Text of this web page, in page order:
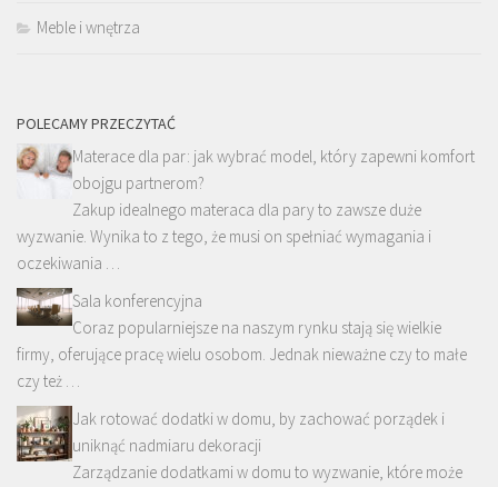
Meble i wnętrza
POLECAMY PRZECZYTAĆ
Materace dla par: jak wybrać model, który zapewni komfort
obojgu partnerom?
Zakup idealnego materaca dla pary to zawsze duże
wyzwanie. Wynika to z tego, że musi on spełniać wymagania i
oczekiwania …
Sala konferencyjna
Coraz popularniejsze na naszym rynku stają się wielkie
firmy, oferujące pracę wielu osobom. Jednak nieważne czy to małe
czy też …
Jak rotować dodatki w domu, by zachować porządek i
uniknąć nadmiaru dekoracji
Zarządzanie dodatkami w domu to wyzwanie, które może